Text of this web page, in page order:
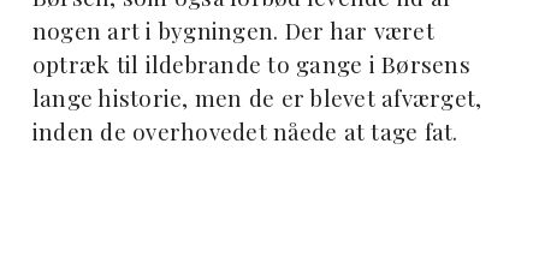
nogen art i bygningen. Der har været
optræk til ildebrande to gange i Børsens
lange historie, men de er blevet afværget,
inden de overhovedet nåede at tage fat.